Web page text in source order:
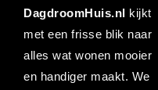
DagdroomHuis.nl kijkt
met een frisse blik naar
alles wat wonen mooier
en handiger maakt. We